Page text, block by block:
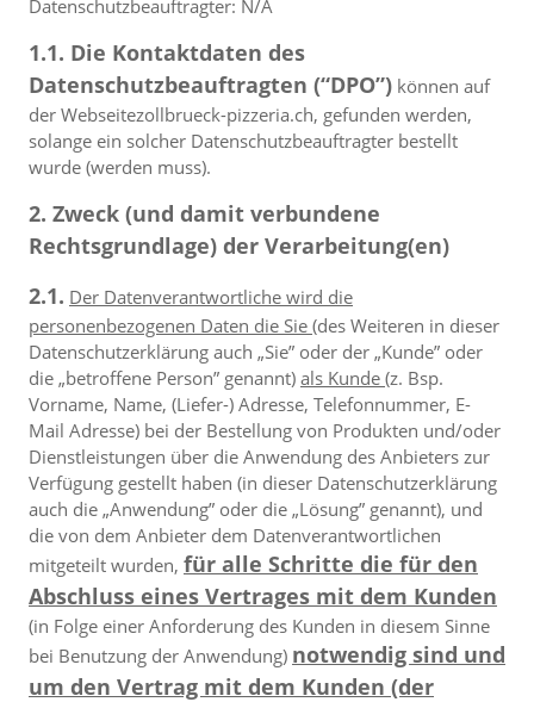
Datenschutzbeauftragter: N/A
1.1. Die Kontaktdaten des
Datenschutzbeauftragten (“DPO”) können auf
der Webseitezollbrueck-pizzeria.ch, gefunden werden,
solange ein solcher Datenschutzbeauftragter bestellt
wurde (werden muss).
2. Zweck (und damit verbundene
Rechtsgrundlage) der Verarbeitung(en)
2.1. Der Datenverantwortliche wird die
personenbezogenen Daten die Sie (des Weiteren in dieser
Datenschutzerklärung auch „Sie” oder der „Kunde” oder
die „betroffene Person” genannt) als Kunde (z. Bsp.
Vorname, Name, (Liefer-) Adresse, Telefonnummer, E-
Mail Adresse) bei der Bestellung von Produkten und/oder
Dienstleistungen über die Anwendung des Anbieters zur
Verfügung gestellt haben (in dieser Datenschutzerklärung
auch die „Anwendung” oder die „Lösung” genannt), und
die von dem Anbieter dem Datenverantwortlichen
mitgeteilt wurden, für alle Schritte die für den
Abschluss eines Vertrages mit dem Kunden
(in Folge einer Anforderung des Kunden in diesem Sinne
bei Benutzung der Anwendung) notwendig sind und
um den Vertrag mit dem Kunden (der